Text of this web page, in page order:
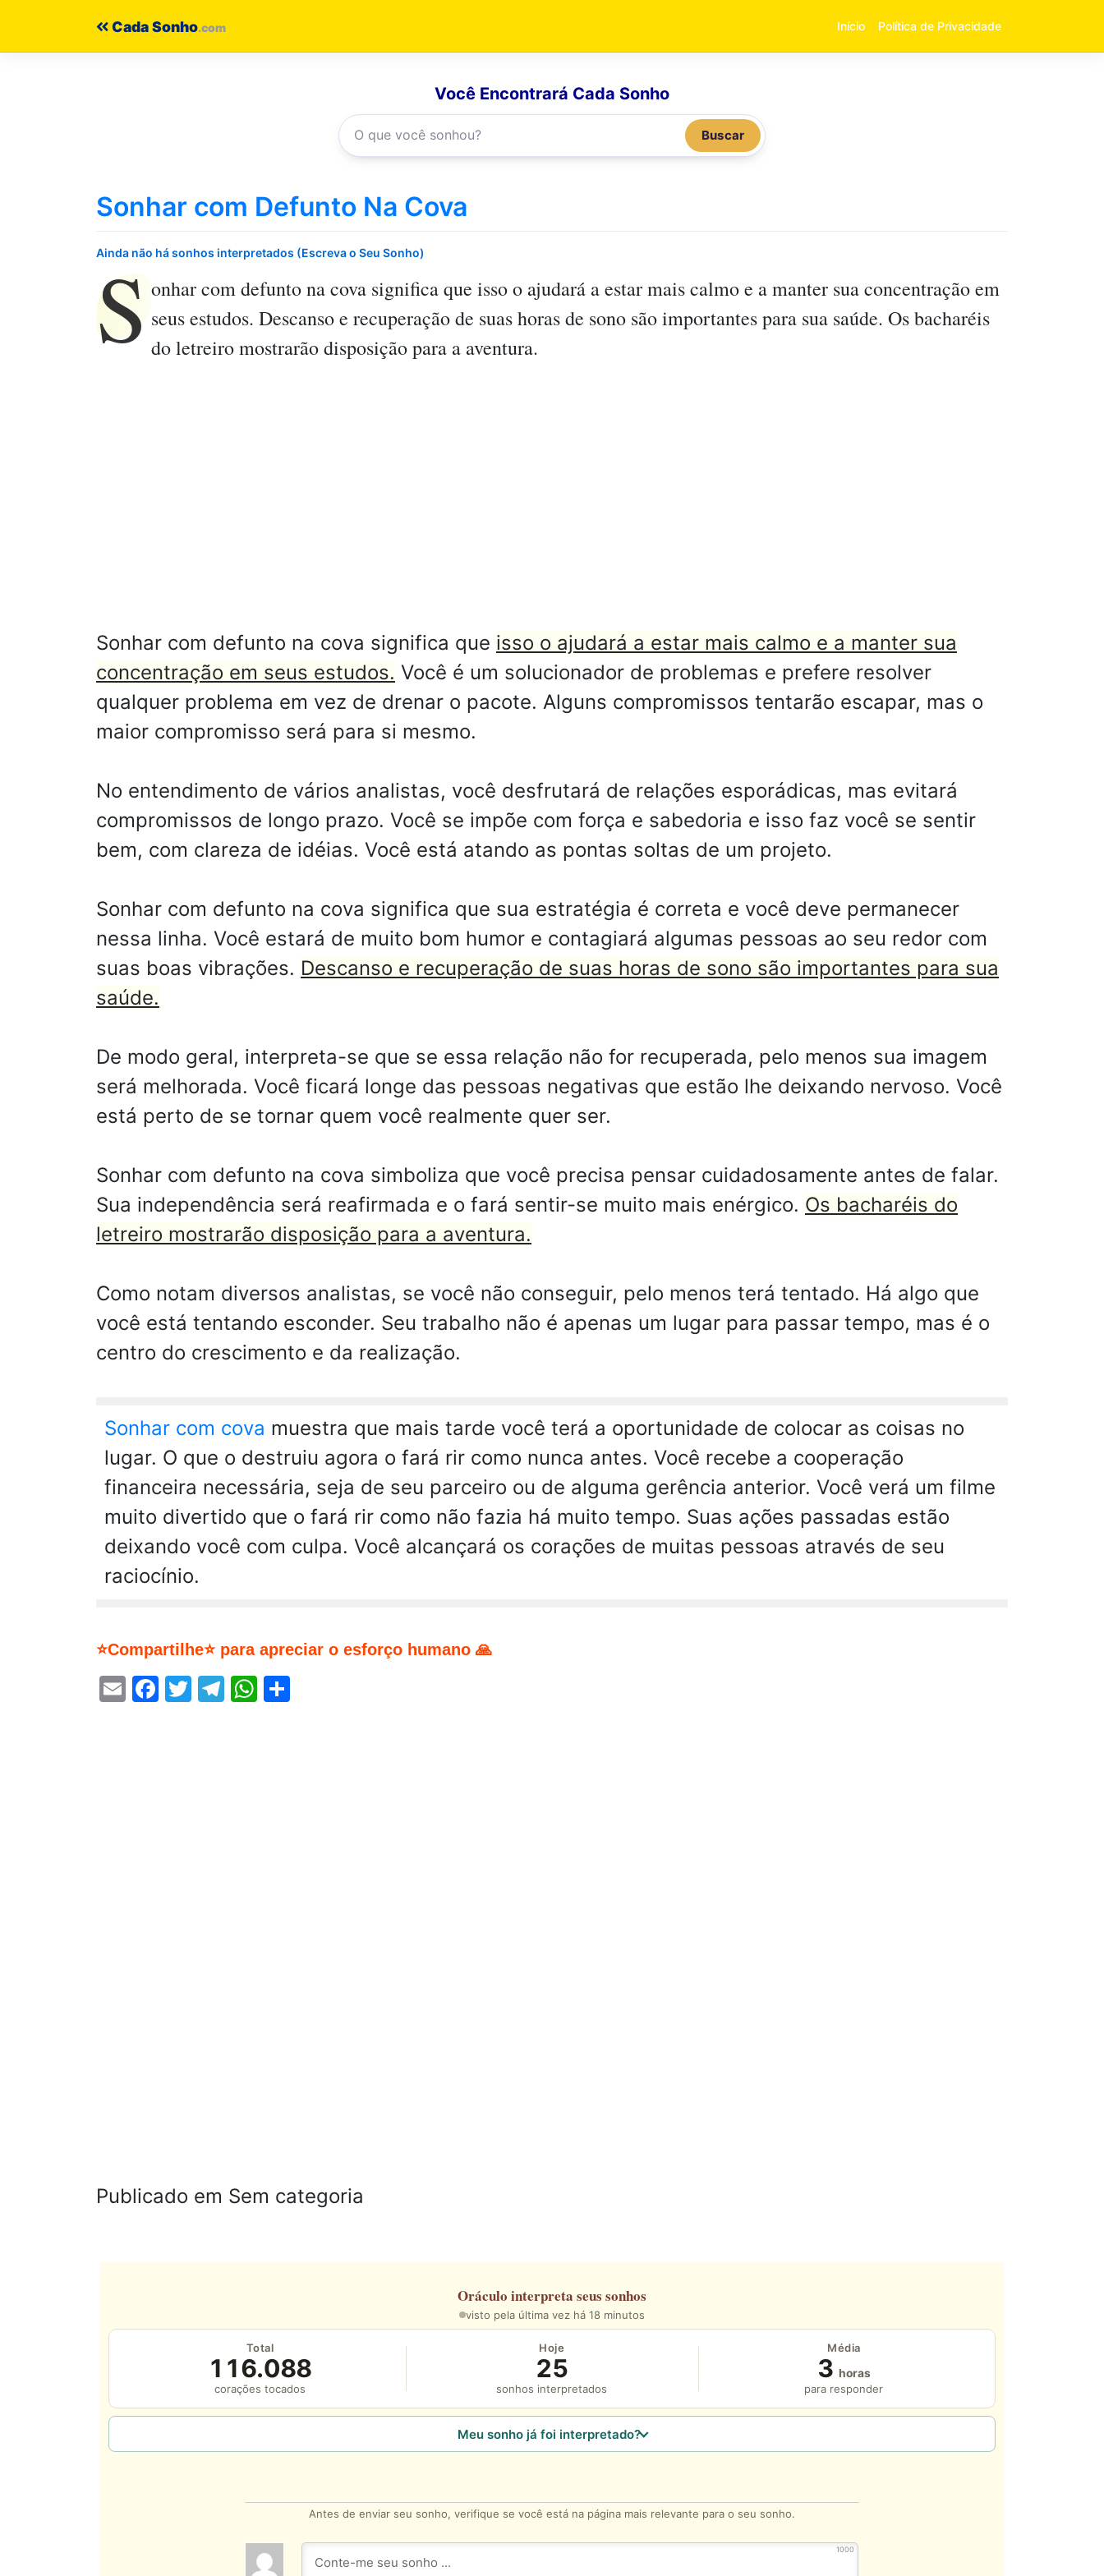
Cada Sonho Início Política de Privacidade
Você Encontrará Cada Sonho
Buscar
Sonhar com Defunto Na Cova
Ainda não há sonhos interpretados (Escreva o Seu Sonho)
S onhar com defunto na cova significa que isso o ajudará a estar mais calmo e a manter sua concentração em
seus estudos. Descanso e recuperação de suas horas de sono são importantes para sua saúde. Os bacharéis
do letreiro mostrarão disposição para a aventura.
Sonhar com defunto na cova significa que isso o ajudará a estar mais calmo e a manter sua
concentração em seus estudos. Você é um solucionador de problemas e prefere resolver
qualquer problema em vez de drenar o pacote. Alguns compromissos tentarão escapar, mas o
maior compromisso será para si mesmo.
No entendimento de vários analistas, você desfrutará de relações esporádicas, mas evitará
compromissos de longo prazo. Você se impõe com força e sabedoria e isso faz você se sentir
bem, com clareza de idéias. Você está atando as pontas soltas de um projeto.
Sonhar com defunto na cova significa que sua estratégia é correta e você deve permanecer
nessa linha. Você estará de muito bom humor e contagiará algumas pessoas ao seu redor com
suas boas vibrações. Descanso e recuperação de suas horas de sono são importantes para sua
saúde.
De modo geral, interpreta-se que se essa relação não for recuperada, pelo menos sua imagem
será melhorada. Você ficará longe das pessoas negativas que estão lhe deixando nervoso. Você
está perto de se tornar quem você realmente quer ser.
Sonhar com defunto na cova simboliza que você precisa pensar cuidadosamente antes de falar.
Sua independência será reafirmada e o fará sentir-se muito mais enérgico. Os bacharéis do
letreiro mostrarão disposição para a aventura.
Como notam diversos analistas, se você não conseguir, pelo menos terá tentado. Há algo que
você está tentando esconder. Seu trabalho não é apenas um lugar para passar tempo, mas é o
centro do crescimento e da realização.
Sonhar com cova muestra que mais tarde você terá a oportunidade de colocar as coisas no
lugar. O que o destruiu agora o fará rir como nunca antes. Você recebe a cooperação
financeira necessária, seja de seu parceiro ou de alguma gerência anterior. Você verá um filme
muito divertido que o fará rir como não fazia há muito tempo. Suas ações passadas estão
deixando você com culpa. Você alcançará os corações de muitas pessoas através de seu
raciocínio.
⭐Compartilhe⭐ para apreciar o esforço humano 🙏
EmailFacebook
Twitter
Telegram
WhatsApp
Publicado em Sem categoria
Oráculo interpreta seus sonhos
visto pela última vez há 18 minutos
Total
116.088
corações tocados
Hoje
25
sonhos interpretados
Média
3 horas
para responder
Meu sonho já foi interpretado?
Antes de enviar seu sonho, verifique se você está na página mais relevante para o seu sonho.
1000